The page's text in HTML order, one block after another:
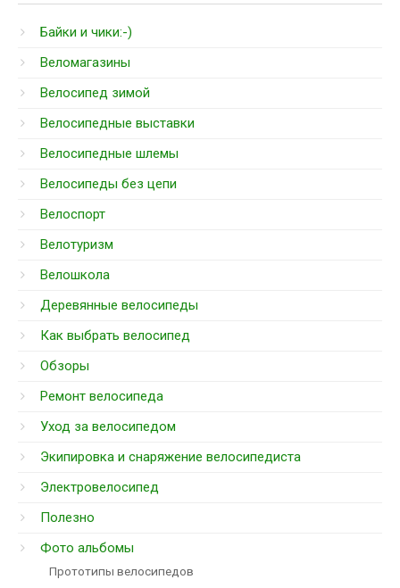
Байки и чики:-)
Веломагазины
Велосипед зимой
Велосипедные выставки
Велосипедные шлемы
Велосипеды без цепи
Велоспорт
Велотуризм
Велошкола
Деревянные велосипеды
Как выбрать велосипед
Обзоры
Ремонт велосипеда
Уход за велосипедом
Экипировка и снаряжение велосипедиста
Электровелосипед
Полезно
Фото альбомы
Прототипы велосипедов